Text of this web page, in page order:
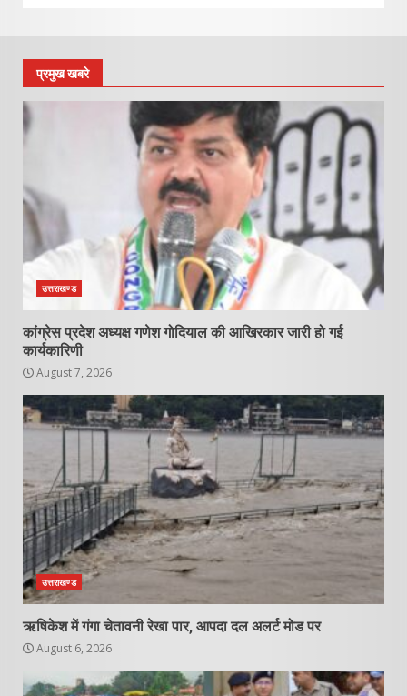
प्रमुख खबरे
उत्तराखण्ड
कांग्रेस प्रदेश अध्यक्ष गणेश गोदियाल की आखिरकार जारी हो गई
कार्यकारिणी
August 7, 2026
उत्तराखण्ड
ऋषिकेश में गंगा चेतावनी रेखा पार, आपदा दल अलर्ट मोड पर
August 6, 2026